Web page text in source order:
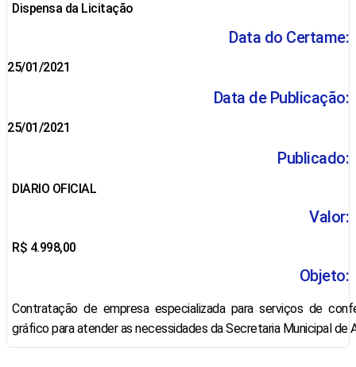
Dispensa da Licitação
Data do Certame:
25/01/2021
Data de Publicação:
25/01/2021
Publicado:
DIARIO OFICIAL
Valor:
R$ 4.998,00
Objeto:
Contratação de empresa especializada para serviços de
gráfico para atender as necessidades da Secretaria Municipal de